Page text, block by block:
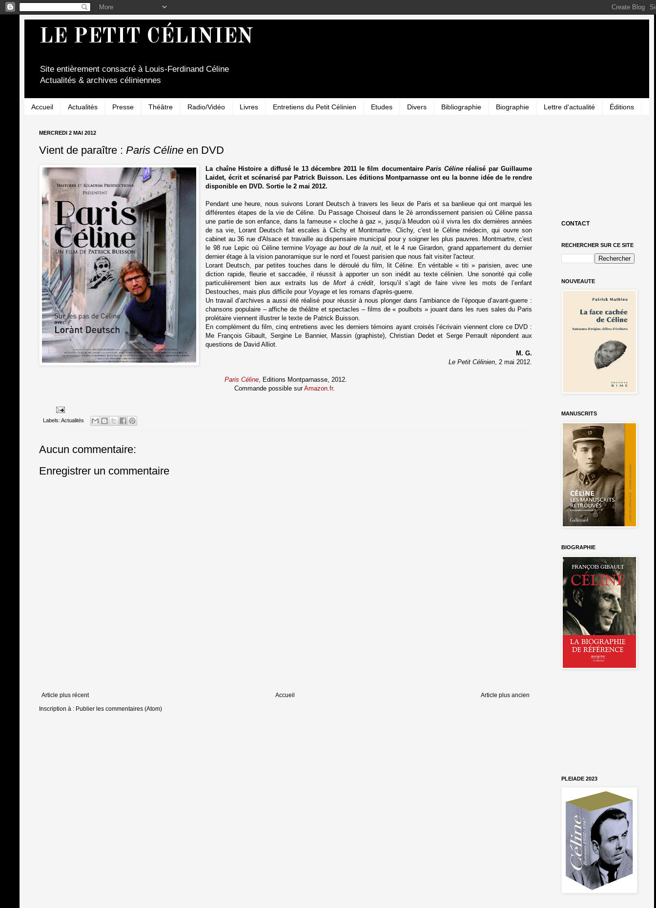
LE PETIT CÉLINIEN
Site entièrement consacré à Louis-Ferdinand Céline
Actualités & archives céliniennes
Accueil Actualités Presse Théâtre Radio/Vidéo Livres Entretiens du Petit Célinien Etudes Divers Bibliographie Biographie Lettre d'actualité Éditions
MERCREDI 2 MAI 2012
Vient de paraître : Paris Céline en DVD
La chaîne Histoire a diffusé le 13 décembre 2011 le film documentaireParis Célineréalisé par Guillaume
Laidet, écrit et scénarisé par Patrick Buisson. Les éditions Montparnasse ont eu la bonne idée de le rendre
disponible en DVD. Sortie le 2 mai 2012.
Pendant une heure, nous suivons Lorant Deutsch à travers les lieux de Paris et sa banlieue qui ont marqué les
différentes étapes de la vie de Céline. Du Passage Choiseul dans le 2è arrondissement parisien où Céline passa
une partie de son enfance, dans la fameuse « cloche à gaz », jusqu’à Meudon où il vivra les dix dernières années
de sa vie, Lorant Deutsch fait escales à Clichy et Montmartre. Clichy, c'est le Céline médecin, qui ouvre son
cabinet au 36 rue d'Alsace et travaille au dispensaire municipal pour y soigner les plus pauvres. Montmartre, c'est
le 98 rue Lepic où Céline termine Voyage au bout de la nuit, et le 4 rue Girardon, grand appartement du dernier
dernier étage à la vision panoramique sur le nord et l'ouest parisien que nous fait visiter l'acteur.
Lorant Deutsch, par petites touches dans le déroulé du film, lit Céline. En véritable « titi » parisien, avec une
diction rapide, fleurie et saccadée, il réussit à apporter un son inédit au texte célinien. Une sonorité qui colle
particulièrement bien aux extraits lus deMort à crédit , lorsqu’il s’agit de faire vivre les mots de l’enfant
Destouches, mais plus difficile pour Voyage et les romans d'après-guerre.
Un travail d’archives a aussi été réalisé pour réussir à nous plonger dans l’ambiance de l’époque d’avant-guerre :
chansons populaire – affiche de théâtre et spectacles – films de « poulbots » jouant dans les rues sales du Paris
prolétaire viennent illustrer le texte de Patrick Buisson.
En complément du film, cinq entretiens avec les derniers témoins ayant croisés l’écrivain viennent clore ce DVD :
Me François Gibault, Sergine Le Bannier, Massin (graphiste), Christian Dedet et Serge Perrault répondent aux
questions de David Alliot.
M. G.
Le Petit Célinien , 2 mai 2012.
Paris Céline, Editions Montparnasse, 2012.
Commande possible surAmazon.fr.
Labels: Actualités
Aucun commentaire:
Enregistrer un commentaire
Article plus récent Article plus ancien
Accueil
Inscription à : Publier les commentaires (Atom)
CONTACT
RECHERCHER SUR CE SITE
NOUVEAUTE
MANUSCRITS
BIOGRAPHIE
PLEIADE 2023